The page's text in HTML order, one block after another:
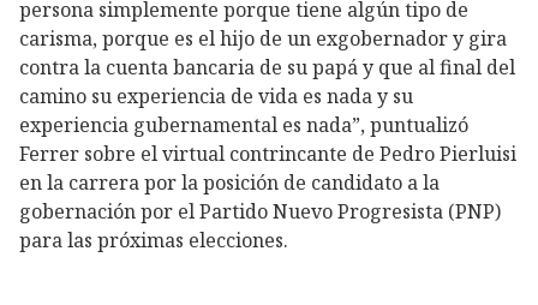
persona simplemente porque tiene algún tipo de
carisma, porque es el hijo de un exgobernador y gira
contra la cuenta bancaria de su papá y que al final del
camino su experiencia de vida es nada y su
experiencia gubernamental es nada”, puntualizó
Ferrer sobre el virtual contrincante de Pedro Pierluisi
en la carrera por la posición de candidato a la
gobernación por el Partido Nuevo Progresista (PNP)
para las próximas elecciones.